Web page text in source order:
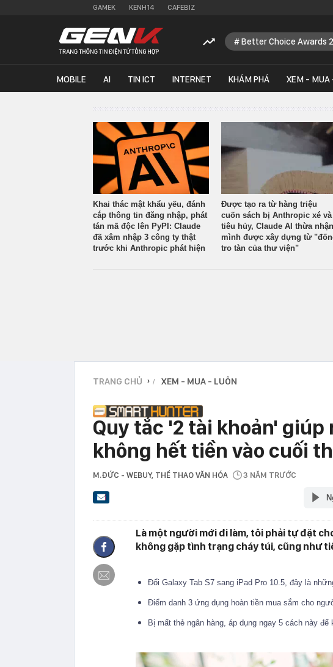
GAMEK KENH14 CAFEBIZ
Better Choice Awards
MOBILE AI TIN ICT INTERNET KHÁM PHÁ XEM - MUA
Khai thác mật khẩu yếu, đánh
cắp thông tin đăng nhập, phát
tán mã độc lên PyPI: Claude
đã xâm nhập 3 công ty thật
trước khi Anthropic phát hiện
Được tạo ra từ hàng triệu
cuốn sách bị Anthropic xé và
tiêu hủy, Claude AI thừa nhận
mình được xây dựng từ
tro tàn của thư viện"
TRANG CHỦ › XEM - MUA - LUÔN
Quy tắc '2 tài khoản'
không hết tiền vào cuối
M.ĐỨC - WEBUY, THỂ THAO VĂN HÓA 3 NĂM TRƯỚC
Là một người mới đi làm, tôi phải tự đặt
không gặp tình trạng cháy túi, cũng như
Đổi Galaxy Tab S7 sang iPad Pro 10.5, đây là
Điểm danh 3 ứng dụng hoàn tiền mua sắm cho
Bị mất thẻ ngân hàng, áp dụng ngay 5 cách này để